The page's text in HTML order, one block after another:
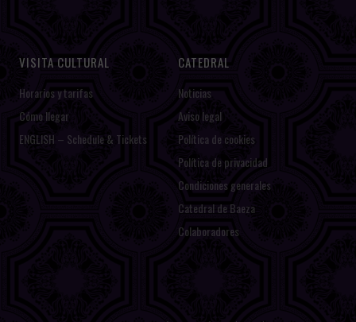
VISITA CULTURAL
Horarios y tarifas
Cómo llegar
ENGLISH – Schedule & Tickets
CATEDRAL
Noticias
Aviso legal
Política de cookies
Política de privacidad
Condiciones generales
Catedral de Baeza
Colaboradores